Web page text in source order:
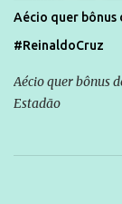
Aécio quer bônus
#ReinaldoCruz
Aécio quer bônus
Estadão